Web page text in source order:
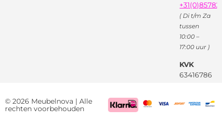
( Di t/m Za
tussen
10:00 –
17:00 uur )
KVK
63416786
© 2026 Meubelnova | Alle
rechten voorbehouden